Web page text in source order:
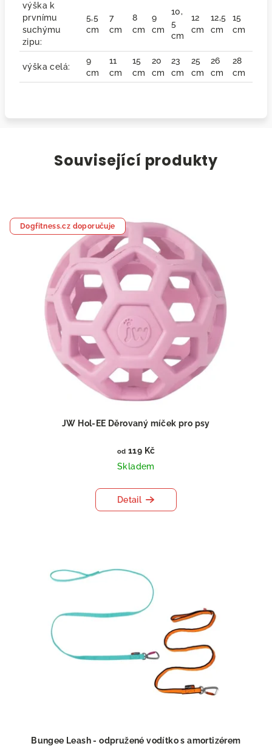
výška k
prvnímu
suchýmu
zipu:
5,5
cm
7
cm
8
cm
9
cm
10,
5
cm
12
cm
12,5
cm
15
cm
výška celá:
9
cm
11
cm
15
cm
20
cm
23
cm
25
cm
26
cm
28
cm
Související produkty
Dogfitness.cz doporučuje
JW Hol-EE Děrovaný míček pro psy
od 119 Kč
Skladem
Detail
Bungee Leash - odpružené vodítko s amortizérem